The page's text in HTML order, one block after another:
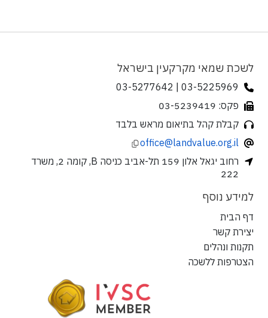
לשכת שמאי מקרקעין בישראל
03-5225969 | 03-5277642
פקס: 03-5239419
קבלת קהל בתיאום מראש בלבד
office@landvalue.org.il
רחוב יגאל אלון 159 תל-אביב כניסה B, קומה 2, משרד
222
למידע נוסף
דף הבית
יצירת קשר
תקנות ונהלים
הצטרפות ללשכה